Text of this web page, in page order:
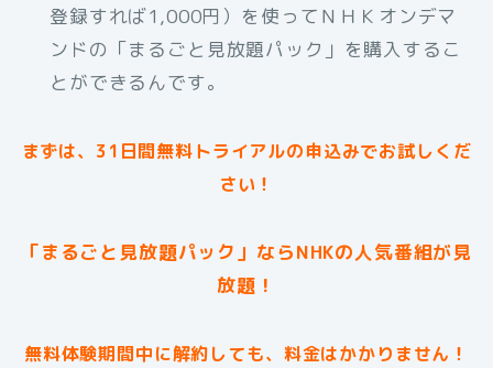
登録すれば1,000円）を使ってＮＨＫオンデマ
ンドの「まるごと見放題パック」を購入するこ
とができるんです。
まずは、31日間無料トライアルの申込みでお試しくだ
さい！
「まるごと見放題パック」ならNHKの人気番組が見
放題！
無料体験期間中に解約しても、料金はかかりません！